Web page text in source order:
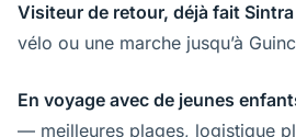
Visiteur de retour, déjà fait Sintra
vélo ou une marche jusqu’à
En voyage avec de jeunes
— meilleures plages, logistique